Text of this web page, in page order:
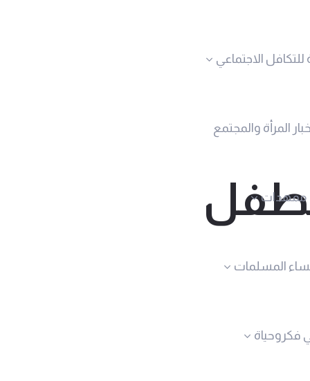
للتكافل الاجتماعي
أخبار المرأة والمجتمع
ممهدات
المسلمات
فكروحياة